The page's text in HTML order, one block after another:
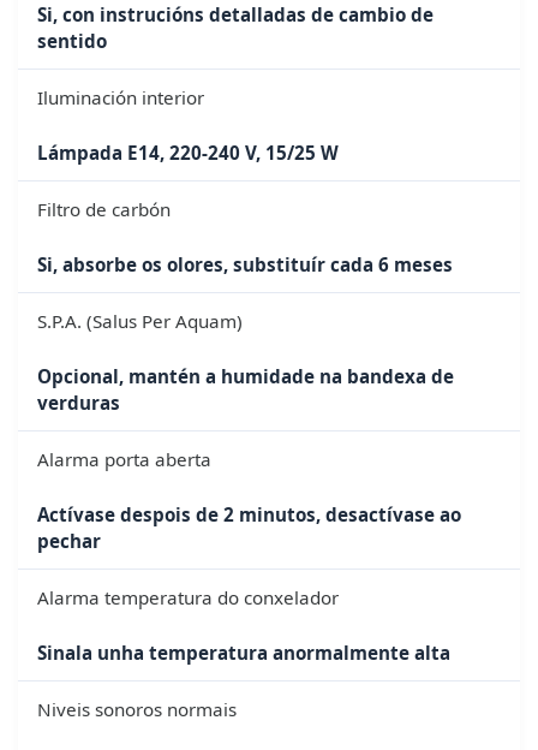
Si, con instrucións detalladas de cambio de
sentido
Iluminación interior
Lámpada E14, 220-240 V, 15/25 W
Filtro de carbón
Si, absorbe os olores, substituír cada 6 meses
S.P.A. (Salus Per Aquam)
Opcional, mantén a humidade na bandexa de
verduras
Alarma porta aberta
Actívase despois de 2 minutos, desactívase ao
pechar
Alarma temperatura do conxelador
Sinala unha temperatura anormalmente alta
Niveis sonoros normais